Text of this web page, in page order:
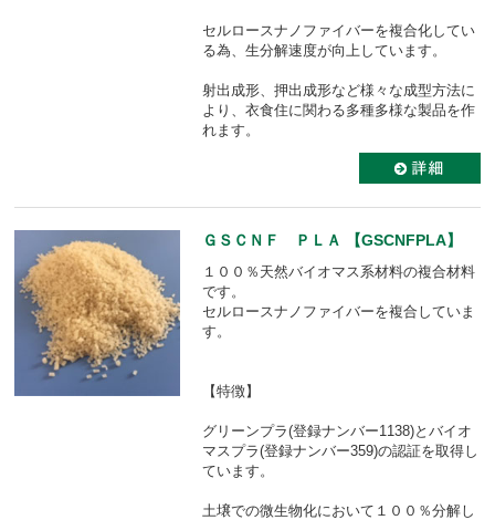
セルロースナノファイバーを複合化してい
る為、生分解速度が向上しています。
射出成形、押出成形など様々な成型方法に
より、衣食住に関わる多種多様な製品を作
れます。
ＧＳＣＮＦ ＰＬＡ 【GSCNFPLA】
１００％天然バイオマス系材料の複合材料
です。
セルロースナノファイバーを複合していま
す。
【特徴】
グリーンプラ(登録ナンバー1138)とバイオ
マスプラ(登録ナンバー359)の認証を取得し
ています。
土壌での微生物化において１００％分解し